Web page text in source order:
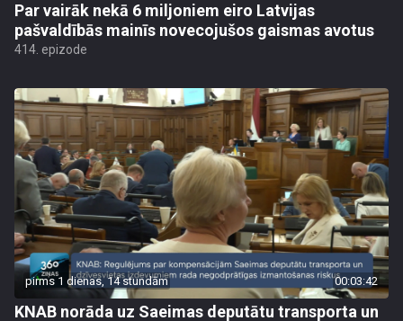
Par vairāk nekā 6 miljoniem eiro Latvijas
pašvaldībās mainīs novecojušos gaismas avotus
414. epizode
pirms 1 dienas, 14 stundām 00:03:42
KNAB norāda uz Saeimas deputātu transporta un